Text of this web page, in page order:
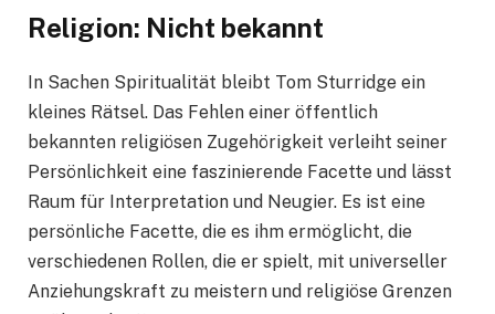
Religion: Nicht bekannt
In Sachen Spiritualität bleibt Tom Sturridge ein
kleines Rätsel. Das Fehlen einer öffentlich
bekannten religiösen Zugehörigkeit verleiht seiner
Persönlichkeit eine faszinierende Facette und lässt
Raum für Interpretation und Neugier. Es ist eine
persönliche Facette, die es ihm ermöglicht, die
verschiedenen Rollen, die er spielt, mit universeller
Anziehungskraft zu meistern und religiöse Grenzen